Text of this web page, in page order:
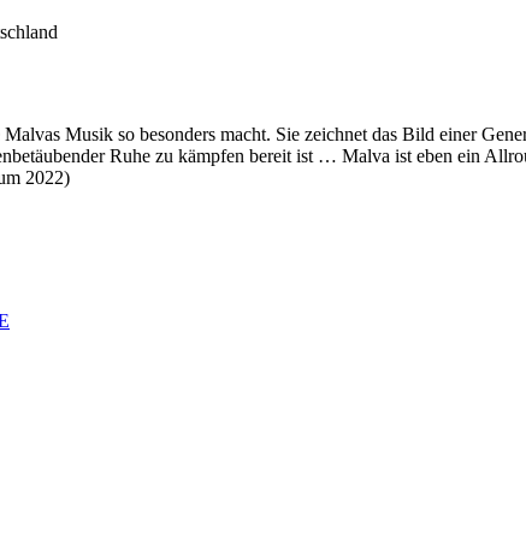
Musik so besonders macht. Sie zeichnet das Bild einer
Ruhe zu kämpfen bereit ist … Malva ist eben ein
2022)